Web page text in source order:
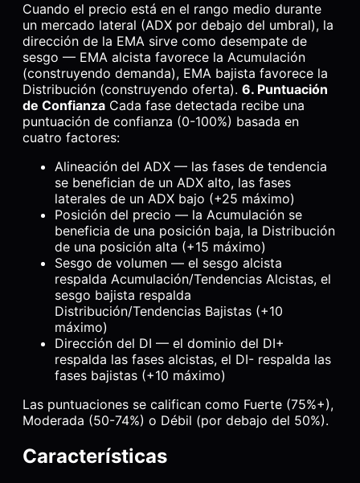
Cuando el precio está en el rango medio durante
un mercado lateral (ADX por debajo del umbral), la
dirección de la EMA sirve como desempate de
sesgo — EMA alcista favorece la Acumulación
(construyendo demanda), EMA bajista favorece la
Distribución (construyendo oferta). 6. Puntuación
de Confianza Cada fase detectada recibe una
puntuación de confianza (0-100%) basada en
cuatro factores:
Alineación del ADX — las fases de tendencia
se benefician de un ADX alto, las fases
laterales de un ADX bajo (+25 máximo)
Posición del precio — la Acumulación se
beneficia de una posición baja, la Distribución
de una posición alta (+15 máximo)
Sesgo de volumen — el sesgo alcista
respalda Acumulación/Tendencias Alcistas, el
sesgo bajista respalda
Distribución/Tendencias Bajistas (+10
máximo)
Dirección del DI — el dominio del DI+
respalda las fases alcistas, el DI- respalda las
fases bajistas (+10 máximo)
Las puntuaciones se califican como Fuerte (75%+),
Moderada (50-74%) o Débil (por debajo del 50%).
Características